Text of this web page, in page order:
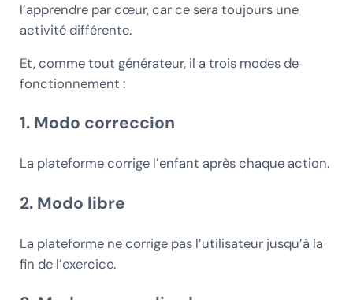
l’apprendre par cœur, car ce sera toujours une
activité différente.
Et, comme tout générateur, il a trois modes de
fonctionnement :
1. Modo correccion
La plateforme corrige l’enfant après chaque action.
2. Modo libre
La plateforme ne corrige pas l’utilisateur jusqu’à la
fin de l’exercice.